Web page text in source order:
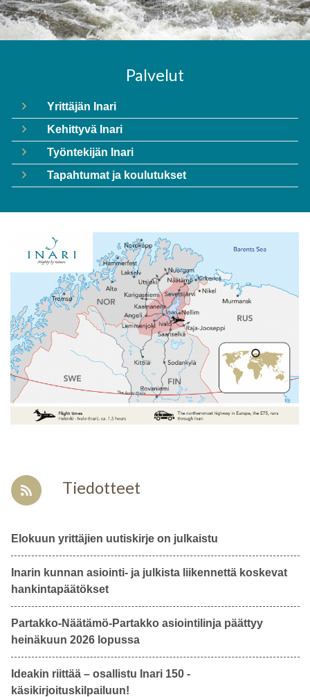
Palvelut
Yrittäjän Inari
Kehittyvä Inari
Työntekijän Inari
Tapahtumat ja koulutukset
Tiedotteet
Elokuun yrittäjien uutiskirje on julkaistu
Inarin kunnan asiointi- ja julkista liikennettä koskevat
hankintapäätökset
Partakko-Näätämö-Partakko asiointilinja päättyy
heinäkuun 2026 lopussa
Ideakin riittää – osallistu Inari 150 -
käsikirjoituskilpailuun!